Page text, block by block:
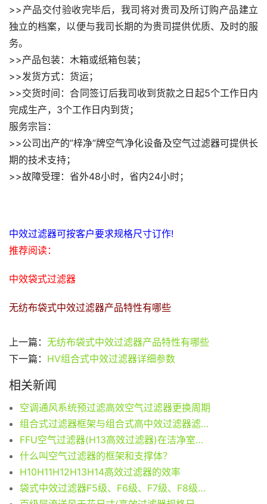
>>产品交付验收完毕后，我司将对贵司及所订购产品建立
独立的档案，以便与我司长期的为贵司提供优质、及时的服
务。
>>产品包装：木箱或纸箱包装；
>>发货方式：货运；
>>交货时间：合同签订后我司收到货款之日起5个工作日内
完成生产，3个工作日内到货；
服务宗旨：
>>公司出产的”梓净”牌空气净化设备及空气过滤器可提供长
期的技术支持；
>>故障受理：省外48小时，省内24小时；
中效过滤器可按客户要求规格尺寸订作!
推荐阅读：
中效袋式过滤器
无纺布袋式中效过滤器产品特性有哪些
上一篇： 无纺布袋式中效过滤器产品特性有哪些
下一篇： HV组合式中效过滤器详细参数
相关新闻
空调通风系统预过滤高效空气过滤器更换周期
组合式过滤器框架与组合式高中效过滤器滤料参数
FFU空气过滤器(H13高效过滤器)在洁净室初效、中效的的阻力
什么叫空气过滤器的框架和支撑体？
H10H11H12H13H14高效过滤器的效率
袋式中效过滤器F5级、F6级、F7级、F8级、F9级区别